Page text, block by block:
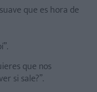
que es hora de
que nos
si sale?”.